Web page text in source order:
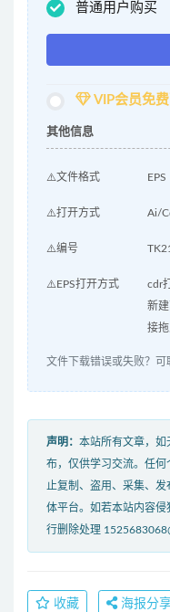
普通用户购买
VIP会员免
其他信息
⚠️文件格式
⚠️打开方式 Ai/
⚠️编号
⚠️EPS打开方式
cdr
新
接
文件下载错误或失败？可
声明： 本站所有文章，如
布，仅供学习交流。任
止复制、盗用、采集、
体平台。如若本站内容
行删除处理
收藏 海报分